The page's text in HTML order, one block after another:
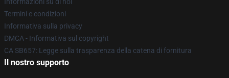
Termini e condizioni
Informativa sulla privacy
DMCA - Informativa sul copyright
CA SB657: Legge sulla trasparenza della catena di fornitura
Il nostro supporto